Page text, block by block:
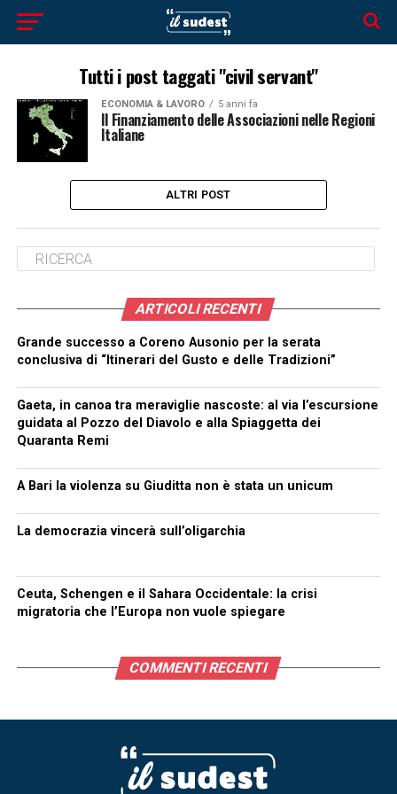
Tutti i post taggati "civil servant"
ECONOMIA & LAVORO 5 anni fa
Il Finanziamento delle Associazioni nelle Regioni
Italiane
ALTRI POST
ARTICOLI RECENTI
Grande successo a Coreno Ausonio per la serata
conclusiva di “Itinerari del Gusto e delle Tradizioni”
Gaeta, in canoa tra meraviglie nascoste: al via l’escursione
guidata al Pozzo del Diavolo e alla Spiaggetta dei
Quaranta Remi
A Bari la violenza su Giuditta non è stata un unicum
La democrazia vincerà sull’oligarchia
Ceuta, Schengen e il Sahara Occidentale: la crisi
migratoria che l’Europa non vuole spiegare
COMMENTI RECENTI